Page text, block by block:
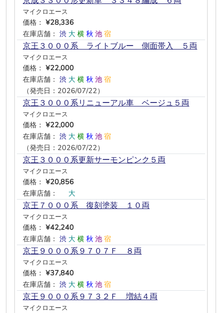
マイクロエース
価格： ¥28,336
在庫店舗： 渋 大 横 秋 池 宿
京王３０００系 ライトブルー 側面帯入 ５両
マイクロエース
価格： ¥22,000
在庫店舗： 渋 大 横 秋 池 宿
（発売日：2026/07/22）
京王３０００系リニューアル車 ベージュ５両
マイクロエース
価格： ¥22,000
在庫店舗： 渋 大 横 秋 池 宿
（発売日：2026/07/22）
京王３０００系更新サーモンピンク５両
マイクロエース
価格： ¥20,856
在庫店舗：
大
京王７０００系 復刻塗装 １０両
マイクロエース
価格： ¥42,240
在庫店舗： 渋 大 横 秋 池 宿
京王９０００系９７０７Ｆ ８両
マイクロエース
価格： ¥37,840
在庫店舗： 渋 大 横 秋 池 宿
京王９０００系９７３２Ｆ 増結４両
マイクロエース